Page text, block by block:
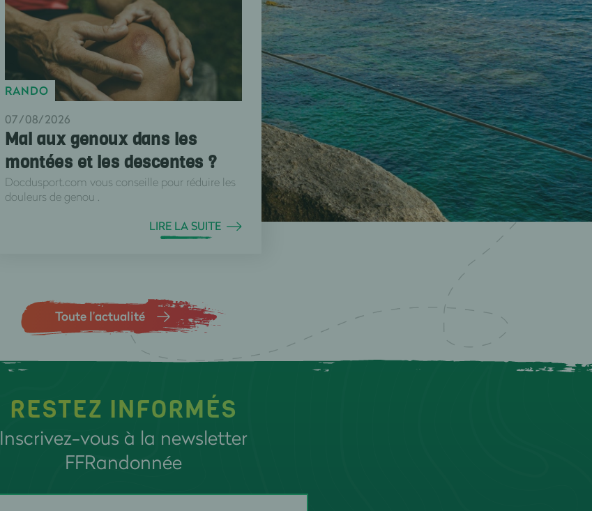
RANDO
07/08/2026
Mal aux genoux dans les
montées et les descentes ?
Docdusport.com vous conseille pour réduire les
douleurs de genou .
LIRE LA SUITE
Toute l’actualité
RESTEZ INFORMÉS
Inscrivez-vous à la newsletter
FFRandonnée